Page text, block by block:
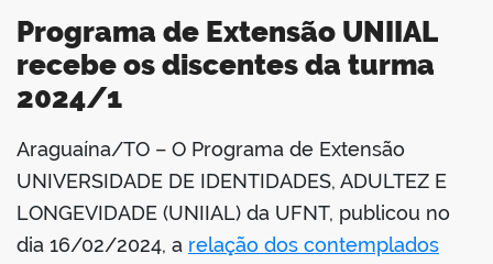
Programa de Extensão UNIIAL
recebe os discentes da turma
2024/1
Araguaína/TO – O Programa de Extensão
UNIVERSIDADE DE IDENTIDADES, ADULTEZ E
LONGEVIDADE (UNIIAL) da UFNT, publicou no
dia 16/02/2024, a relação dos contemplados